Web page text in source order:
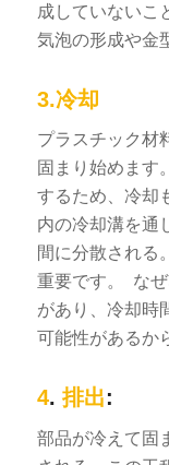
成していないこ
気泡の形成や金
3.冷却
プラスチック材
固まり始めます
するため、冷却
内の冷却溝を通
間に分散される
重要です。
な
があり、冷却時
可能性があるか
4. 排出:
部品が冷えて固